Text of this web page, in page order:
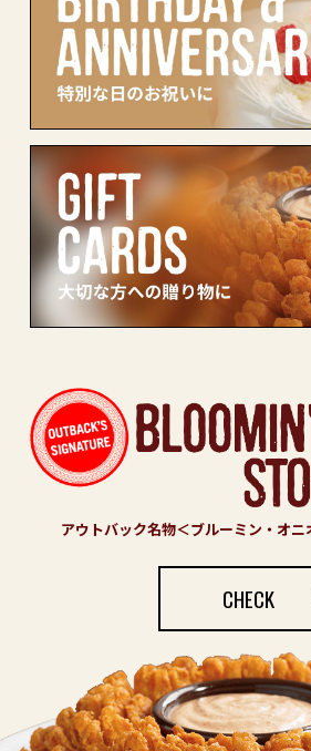
アウトバック名物＜ブルーミン・オ
CHECK